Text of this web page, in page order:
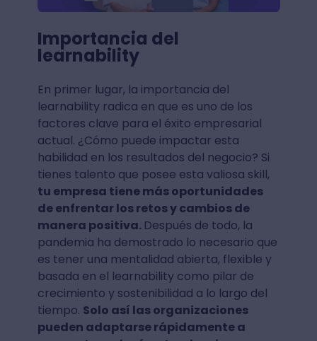
Importancia del
learnability
En primer lugar, la importancia del
learnability radica en que es uno de los
factores clave para el éxito empresarial
actual. ¿Cómo puede impactar esta
habilidad en los resultados del negocio? Si
tienes talento que posee esta valiosa skill,
tu empresa tiene más oportunidades
de enfrentar los retos y cambios de
manera positiva. Después de todo, la
pandemia ha demostrado lo necesario que
es tener una mentalidad abierta, flexible y
basada en el learnability como pilar de
crecimiento y sostenibilidad a lo largo del
tiempo. Solo así las organizaciones
pueden adaptarse rápidamente a